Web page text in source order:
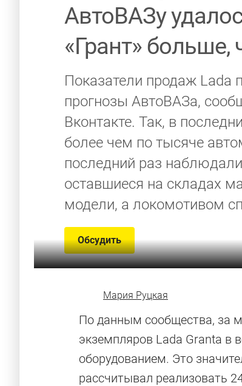
АвтоВАЗу
«Грант»
Показатели продаж Lada
прогнозы АвтоВАЗа,
Вконтакте. Так, в
более чем по тысяче
последний раз
оставшиеся на складах
модели, а локомотивом
Обсудить
Мария Руцкая
По данным сообщества, за
экземпляров Lada Granta в
оборудованием. Это
рассчитывал реализовать